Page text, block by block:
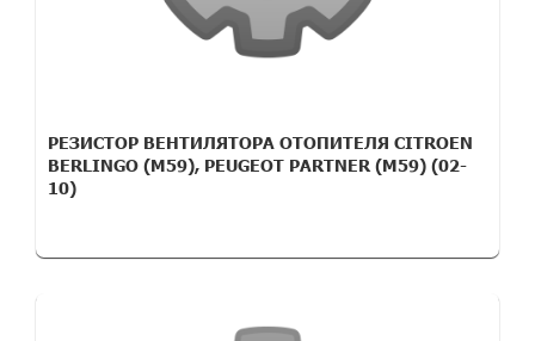
РЕЗИСТОР ВЕНТИЛЯТОРА ОТОПИТЕЛЯ CITROEN
BERLINGO (M59), PEUGEOT PARTNER (M59) (02-
10)